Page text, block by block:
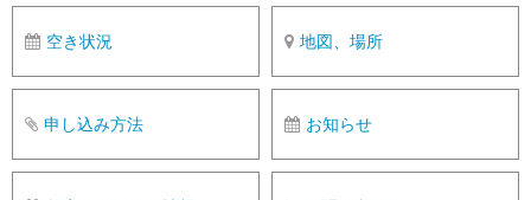
空き状況 地図、場所
申し込み方法 お知らせ